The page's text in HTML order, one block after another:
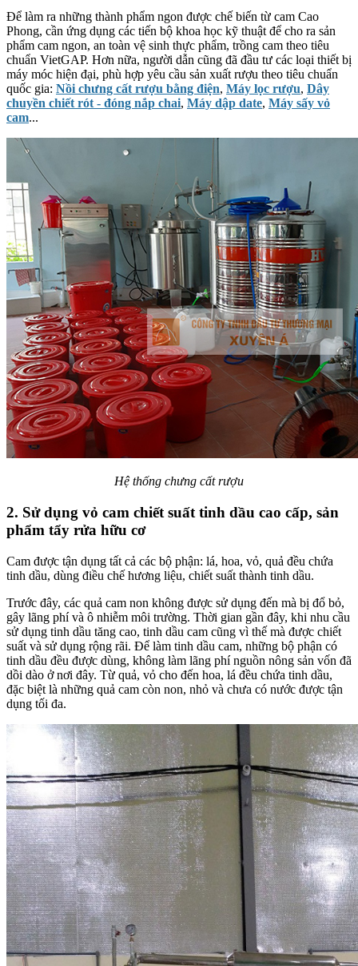
Để làm ra những thành phẩm ngon được chế biến từ cam Cao
Phong, cần ứng dụng các tiến bộ khoa học kỹ thuật để cho ra sản
phẩm cam ngon, an toàn vệ sinh thực phẩm, trồng cam theo tiêu
chuẩn VietGAP. Hơn nữa, người dẫn cũng đã đầu tư các loại thiết bị
máy móc hiện đại, phù hợp yêu cầu sản xuất rượu theo tiêu chuẩn
quốc gia: Nồi chưng cất rượu bằng điện, Máy lọc rượu, Dây
chuyền chiết rót - đóng nắp chai, Máy dập date, Máy sấy vỏ
cam...
Hệ thống chưng cất rượu
2. Sử dụng vỏ cam chiết suất tinh dầu cao cấp, sản
phẩm tẩy rửa hữu cơ
Cam được tận dụng tất cả các bộ phận: lá, hoa, vỏ, quả đều chứa
tinh dầu, dùng điều chế hương liệu, chiết suất thành tinh dầu.
Trước đây, các quả cam non không được sử dụng đến mà bị đổ bỏ,
gây lãng phí và ô nhiễm môi trường. Thời gian gần đây, khi nhu cầu
sử dụng tinh dầu tăng cao, tinh dầu cam cũng vì thế mà được chiết
suất và sử dụng rộng rãi. Để làm tinh dầu cam, những bộ phận có
tinh dầu đều được dùng, không làm lãng phí nguồn nông sản vốn đã
dồi dào ở nơi đây. Từ quả, vỏ cho đến hoa, lá đều chứa tinh dầu,
đặc biệt là những quả cam còn non, nhỏ và chưa có nước được tận
dụng tối đa.